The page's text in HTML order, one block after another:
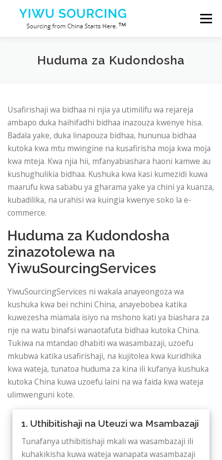
Skip to content
Menu
Huduma Blog Kuhusu sisi
Huduma za Kudondosha
Usafirishaji wa bidhaa ni njia ya utimilifu wa rejareja
ambapo duka haihifadhi bidhaa inazouza kwenye hisa.
Badala yake, duka linapouza bidhaa, hununua bidhaa
kutoka kwa mtu mwingine na kusafirisha moja kwa moja
kwa mteja. Kwa njia hii, mfanyabiashara haoni kamwe au
kushughulikia bidhaa. Kushuka kwa kasi kumezidi kuwa
maarufu kwa sababu ya gharama yake ya chini ya kuanza,
kubadilika, na urahisi wa kuingia kwenye soko la e-
commerce.
Huduma za Kudondosha
zinazotolewa na
YiwuSourcingServices
YiwuSourcingServices ni wakala anayeongoza wa
kushuka kwa bei nchini China, anayebobea katika
kuwezesha miamala isiyo na mshono kati ya biashara za
nje na watu binafsi wanaotafuta bidhaa kutoka China.
Tukiwa na mtandao dhabiti wa wasambazaji, uzoefu
mkubwa katika usafirishaji, na kujitolea kwa kuridhika
kwa wateja, tunatoa huduma za kina ili kufanya kushuka
kutoka China kuwa uzoefu laini na wa faida kwa wateja
ulimwenguni kote.
1. Uthibitishaji na Uteuzi wa Msambazaji
Tunafanya uthibitishaji mkali wa wasambazaji ili
kuhakikisha kuwa wateja wanapata wasambazaji